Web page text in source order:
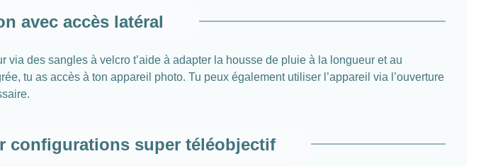
avec accès latéral
des sangles à velcro t’aide à adapter la housse de pluie à la longueur et au
tu as accès à ton appareil photo. Tu peux également utiliser l’appareil via l’ouverture
configurations super téléobjectif